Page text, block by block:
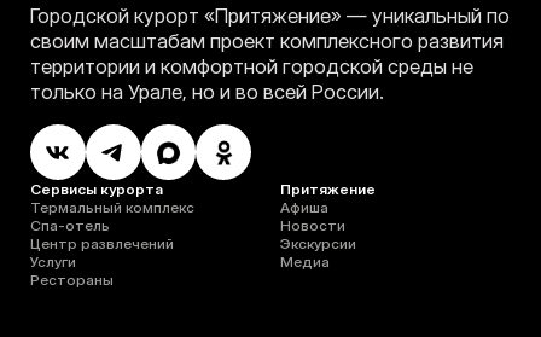
Городской курорт «Притяжение» — уникальный по
своим масштабам проект комплексного развития
территории и комфортной городской среды не
только на Урале, но и во всей России.
Сервисы курорта
Термальный комплекс
Спа-отель
Центр развлечений
Услуги
Рестораны
Притяжение
Афиша
Новости
Экскурсии
Медиа